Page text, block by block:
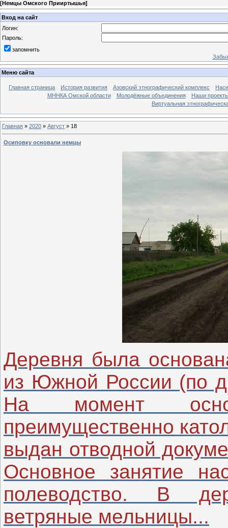
[Немцы Омского Прииртышья]
Вход на сайт
Логин:
Пароль:
запомнить
Меню сайта
Главная страница История развития Азовский этнографический комплекс
МННКА Омской области
Молодёжные объединения
Наши
Виртуальная
Главная » 2020 » Август » 18
Осиповку основали немцы
Деревня была
из Южной России (по
На момент
преимущественно
выдан отводной
Основное занятие
полеводство. В
ветряные мельницы...